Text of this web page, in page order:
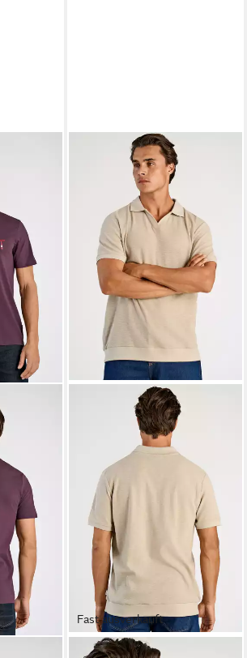
Fast ausverkauft
LINDBERGH